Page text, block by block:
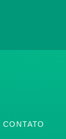
CONTATO